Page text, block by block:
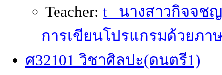
Teacher: t_ นางสาวกิจจช
การเขียนโปรแกรมด้วยภา
ศ32101 วิชาศิลปะ(ดนตรี1)